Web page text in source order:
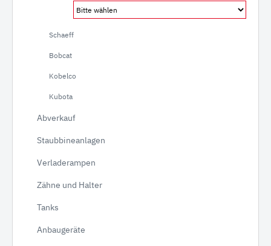
Schaeff
Bobcat
Kobelco
Kubota
Abverkauf
Staubbineanlagen
Verladerampen
Zähne und Halter
Tanks
Anbaugeräte